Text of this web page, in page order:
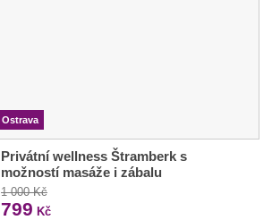
Ostrava
Privátní wellness Štramberk s
možností masáže i zábalu
1 000 Kč
799 Kč